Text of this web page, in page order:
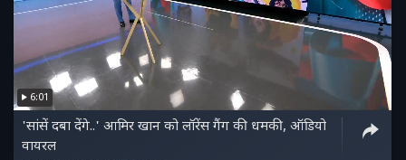
6:01
'सांसें दबा देंगे..' आमिर खान को लॉरेंस गैंग की धमकी, ऑडियो
वायरल